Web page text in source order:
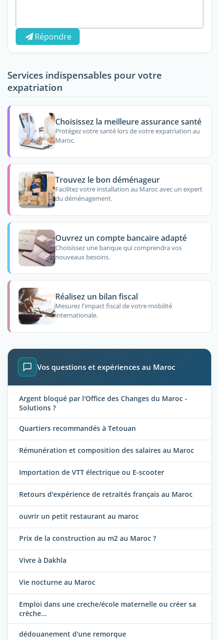
Répondre
Services indispensables pour votre
expatriation
Choisissez la meilleure assurance santé
Protégez votre santé lors de votre expatriation au
Maroc.
Trouvez le bon déménageur
Facilitez votre installation au Maroc avec un expert
du déménagement.
Ouvrez un compte bancaire adapté
Choisissez une banque qui comprendra vos
nouveaux besoins.
Réalisez un bilan fiscal
Mesurez l'impact fiscal de votre mobilité
internationale.
Vos questions et expériences au Maroc
Argent bloqué par l'Office des Changes du Maroc -
Solutions ?
Quartiers recommandés à Tetouan
Rémunération et composition des salaires au Maroc
Importation de VTT électrique ou E-scooter
Retours d'expérience de retraités français au Maroc
ouvrir un petit restaurant au maroc
Prix de la construction au m2 au Maroc ?
Vivre à Dakhla
Vie nocturne au Maroc
Emploi dans une creche/école maternelle ou créer sa
crèche...
dédouanement d'une remorque